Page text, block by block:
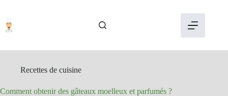
contenu
Recettes de cuisine
Comment obtenir des gâteaux moelleux et parfumés ?